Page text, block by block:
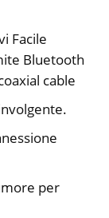
Facile
Bluetooth
cable
per